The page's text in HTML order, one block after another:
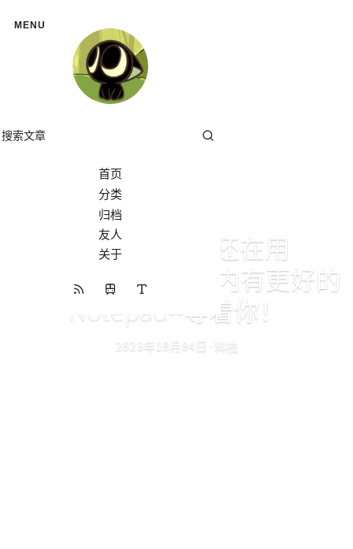
MENU
首页
分类
归档
友人
关于
RSS 订阅
开往
【软件分享】还在用
Notepad++吗？国内有更好的
Notepad--等着你！
2023年 10 月 04 日 · 科技